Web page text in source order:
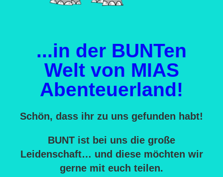
...in der BUNTen
Welt von MIAS
Abenteuerland!
Schön, dass ihr zu uns gefunden habt!
BUNT ist bei uns die große
Leidenschaft… und diese möchten wir
gerne mit euch teilen.